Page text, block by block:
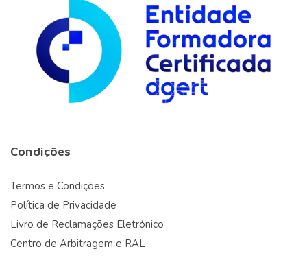
Condições
Termos e Condições
Política de Privacidade
Livro de Reclamações Eletrónico
Centro de Arbitragem e RAL